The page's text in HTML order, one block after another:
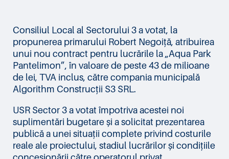
Consiliul Local al Sectorului 3 a votat, la
propunerea primarului Robert Negoiță, atribuirea
unui nou contract pentru lucrările la „Aqua Park
Pantelimon”, în valoare de peste 43 de milioane
de lei, TVA inclus, către compania municipală
Algorithm Construcții S3 SRL.
USR Sector 3 a votat împotriva acestei noi
suplimentări bugetare și a solicitat prezentarea
publică a unei situații complete privind costurile
reale ale proiectului, stadiul lucrărilor și condițiile